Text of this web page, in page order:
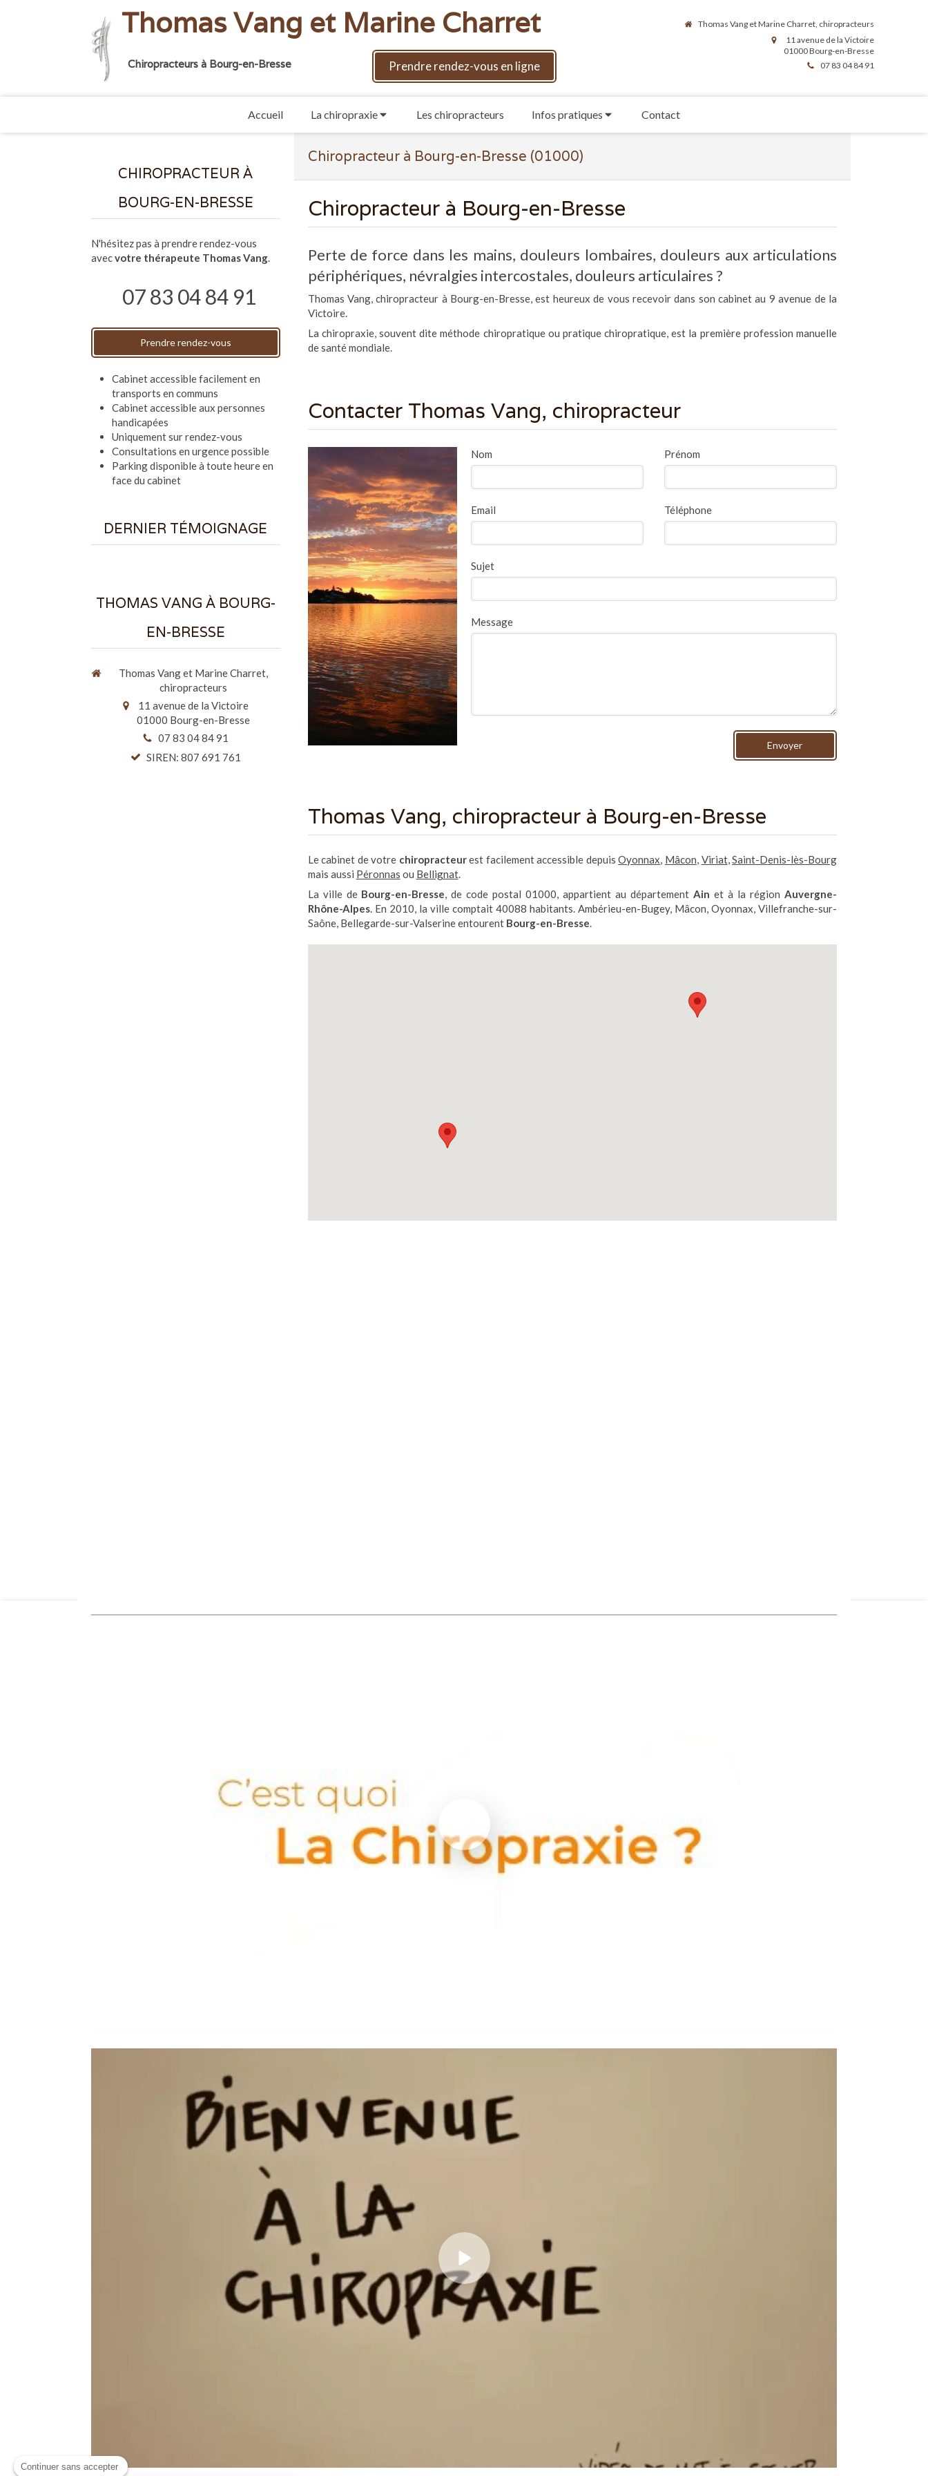
Thomas Vang et Marine Charret
Thomas Vang et Marine Charret, chiropracteurs
11 avenue de la Victoire
01000Bourg-en-Bresse
07 83 04 84 91
Prendre rendez-vous en ligne
Chiropracteurs à Bourg-en-Bresse
Accueil La chiropraxie Les chiropracteurs Infos pratiques Contact
Chiropracteur à Bourg-en-Bresse (01000)
Chiropracteur à Bourg-en-Bresse
Perte de force dans les mains, douleurs lombaires, douleurs aux articulations
périphériques, névralgies intercostales, douleurs articulaires ?
Thomas Vang, chiropracteur à Bourg-en-Bresse, est heureux de vous recevoir dans son cabinet au 9 avenue de la
Victoire.
La chiropraxie, souvent dite méthode chiropratique ou pratique chiropratique, est la première profession manuelle
de santé mondiale.
Contacter Thomas Vang, chiropracteur
Nom Prénom
Email Téléphone
Sujet
Message
Envoyer
Thomas Vang, chiropracteur à Bourg-en-Bresse
Le cabinet de votre chiropracteurest facilement accessible depuisOyonnax, Mâcon, Viriat,Saint-Denis-lès-Bourg
mais aussi Péronnas ou Bellignat.
La ville de Bourg-en-Bresse, de code postal 01000, appartient au départementAin et à la région Auvergne-
Rhône-Alpes. En 2010, la ville comptait 40088 habitants. Ambérieu-en-Bugey, Mâcon, Oyonnax, Villefranche-sur-
Saône, Bellegarde-sur-Valserine entourent Bourg-en-Bresse.
CHIROPRACTEUR À
BOURG-EN-BRESSE
N'hésitez pas à prendre rendez-vous
avecvotre thérapeute Thomas Vang.
07 83 04 84 91
Prendre rendez-vous
Cabinet accessible facilement en
transports en communs
Cabinet accessible aux personnes
handicapées
Uniquement sur rendez-vous
Consultations en urgence possible
Parking disponible à toute heure en
face du cabinet
DERNIER TÉMOIGNAGE
THOMAS VANG À BOURG-
EN-BRESSE
Thomas Vang et Marine Charret,
chiropracteurs
11 avenue de la Victoire
01000 Bourg-en-Bresse
07 83 04 84 91
SIREN: 807 691 761
Continuer sans accepter